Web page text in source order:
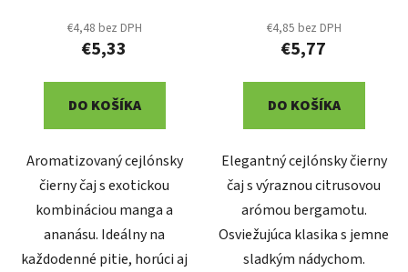
€4,48 bez DPH
€5,33
DO KOŠÍKA
Aromatizovaný cejlónsky
čierny čaj s exotickou
kombináciou manga a
ananásu. Ideálny na
každodenné pitie, horúci aj
€4,85 bez DPH
€5,77
DO KOŠÍKA
Elegantný cejlónsky čierny
čaj s výraznou citrusovou
arómou bergamotu.
Osviežujúca klasika s jemne
sladkým nádychom.